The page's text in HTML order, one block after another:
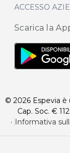
ACCESSO
Scarica la
© 2026 Espevia è
Cap. Soc. €
· Informativa